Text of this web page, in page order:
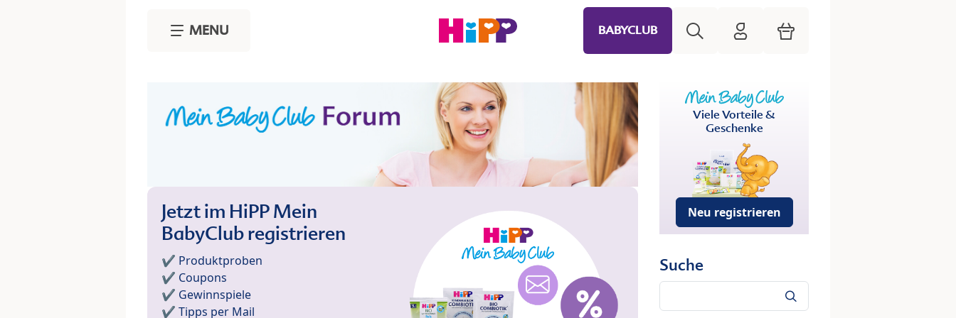
MENU BABYCLUB HiPP Mein Babyclub
Warenkorb
Jetzt im HiPP Mein
BabyClub registrieren
✔️ Produktproben
✔️ Coupons
✔️ Gewinnspiele
✔️ Tipps per Mail
Viele Vorteile &
Geschenke
Neu registrieren
Suche